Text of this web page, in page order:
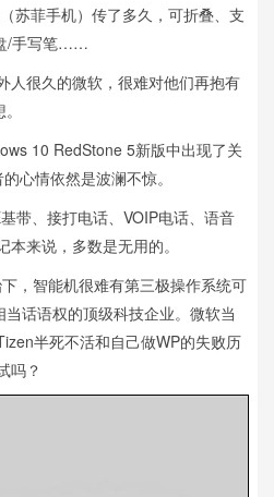
苏菲手机）传了多久，可折叠、支
/手写笔……
人很久的微软，很难对他们再抱有
10 RedStone 5新版中出现了关
心情依然是波澜不惊。
带、接打电话、VOIP电话、语音
来说，多数是无用的。
，智能机很难有第三极操作系统可
当话语权的顶级科技企业。微软当
半死不活和自己做WP的失败历
吗？